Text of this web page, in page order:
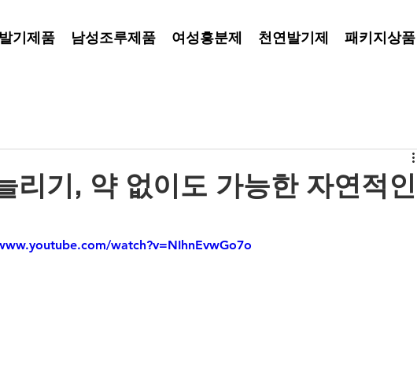
기제품 남성조루제품 여성흥분제 천연발기제 패키지상품
리기, 약 없이도 가능한 자연적인
watch?v=NIhnEvwGo7o